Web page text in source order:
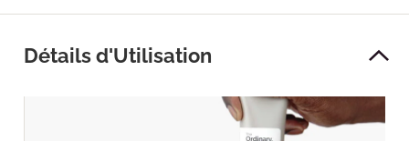
Détails d'Utilisation